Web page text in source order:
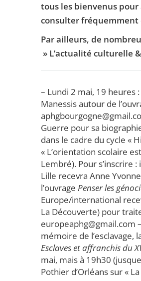
tous les bienvenus
consulter fréquemment
Par ailleurs, de
» L’actualité culturelle
– Lundi 2 mai, 19 heures
Manessis autour de
Guerre pour sa
dans le cadre du cycle «
« L’orientation scolaire
Lembré). Pour s’inscrire
Lille recevra Anne
l’ouvrage Penser les
Europe/international
La Découverte) pour
europeaphg@gmail.com
mémoire de l’esclavage,
Esclaves et affranchis du
mai, mais à 19h30
Pothier d’Orléans sur «